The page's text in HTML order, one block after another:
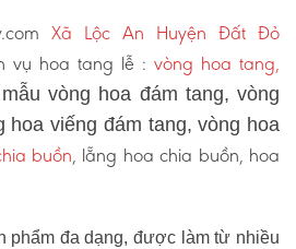
Xã Lộc An Huyện Đất Đỏ
vụ hoa tang lễ : vòng hoa tang,
mẫu vòng hoa đám tang, vòng
hoa viếng đám tang, vòng hoa
buồn, lẵng hoa chia buồn, hoa
phẩm đa dạng, được làm từ nhiều